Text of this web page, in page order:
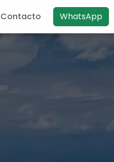
Contacto WhatsApp